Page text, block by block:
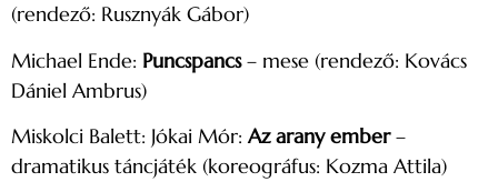
(rendező: Rusznyák Gábor)
Michael Ende: Puncspancs– mese (rendező: Kovács
Dániel Ambrus)
Miskolci Balett: Jókai Mór:Az arany ember–
dramatikus táncjáték (koreográfus: Kozma Attila)